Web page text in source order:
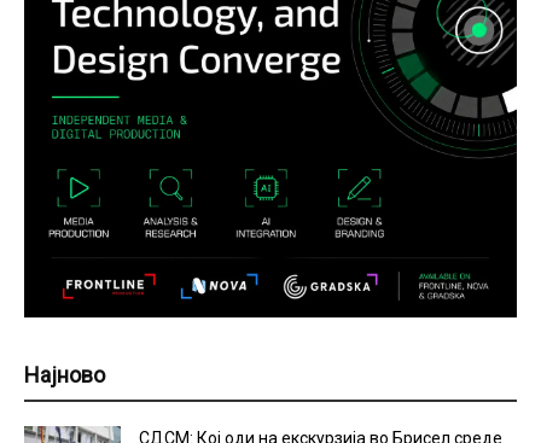
Најново
СДСМ: Кој оди на екскурзија во Брисел среде